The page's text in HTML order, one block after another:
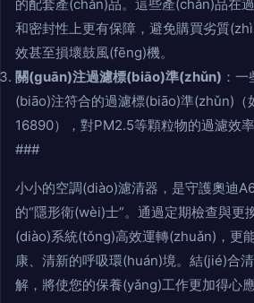
的配套產(chǎn)品。這些產(chǎn)品在
和密封性上更有保障，避免購買劣質
效甚至損壞鼓風(fēng)機。
關(guān)注過濾標(biāo)準(zhǔn) ：
(biāo)注符合的過濾標(biāo)準(zhǔn)（
16890），對PM2.5等顆粒物的過濾效率
###
小小的空調(diào)濾清器，是守護奧迪
的“隱形衛(wèi)士”。通過定期檢查與更
(diào)系統(tǒng)高效運轉(zhuǎn)，更
康、清新的呼吸環(huán)境。結(jié)合
解，將使您的保養(yǎng)工作更加得心